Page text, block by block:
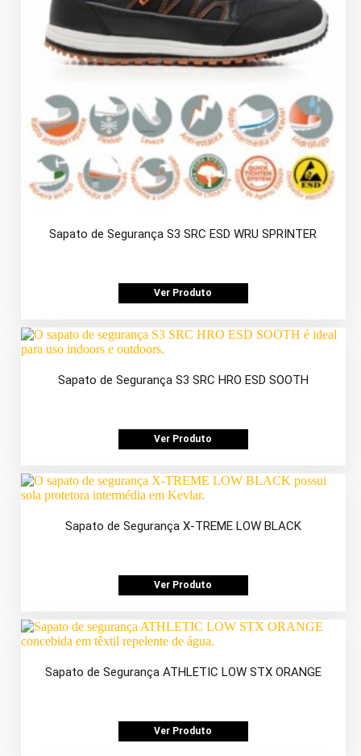
Sapato de Segurança S3 SRC ESD WRU SPRINTER
Ver Produto
Sapato de Segurança S3 SRC HRO ESD SOOTH
Ver Produto
Sapato de Segurança X-TREME LOW BLACK
Ver Produto
Sapato de Segurança ATHLETIC LOW STX ORANGE
Ver Produto